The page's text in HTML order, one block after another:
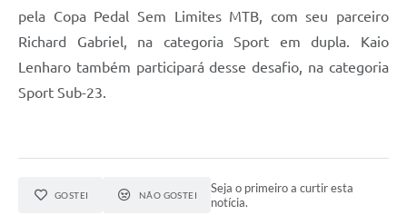
pela Copa Pedal Sem Limites MTB, com seu parceiro
Richard Gabriel, na categoria Sport em dupla. Kaio
Lenharo também participará desse desafio, na categoria
Sport Sub-23.
GOSTEI NÃO GOSTEI
Seja o primeiro a curtir esta
notícia.